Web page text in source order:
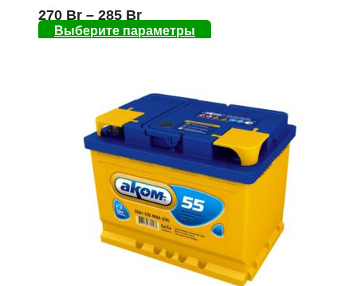
270 Br – 285 Br
Выберите параметры